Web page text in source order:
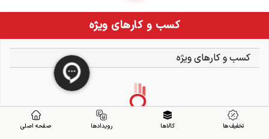
کسب و کارهای ویژه
کسب و کارهای ویژه
تخفیف ها کالاها رویدادها صفحه اصلی